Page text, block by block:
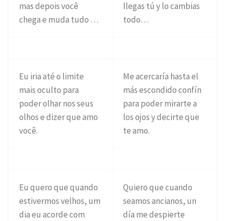
mas depois você
chega e muda tudo …
llegas tú y lo cambias
todo…
Eu iria até o limite
mais oculto para
poder olhar nos seus
olhos e dizer que amo
você.
Me acercaría hasta el
más escondido confín
para poder mirarte a
los ojos y decirte que
te amo.
Eu quero que quando
estivermos velhos, um
dia eu acorde com
Quiero que cuando
seamos ancianos, un
día me despierte